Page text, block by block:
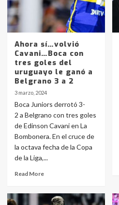
Ahora sí…volvió
Cavani…Boca con
tres goles del
uruguayo le ganó a
Belgrano 3 a 2
3 marzo, 2024
Boca Juniors derrotó 3-
2 a Belgrano con tres goles
de Edinson Cavani en La
Bombonera. En el cruce de
la octava fecha de la Copa
de la Liga,...
Read More